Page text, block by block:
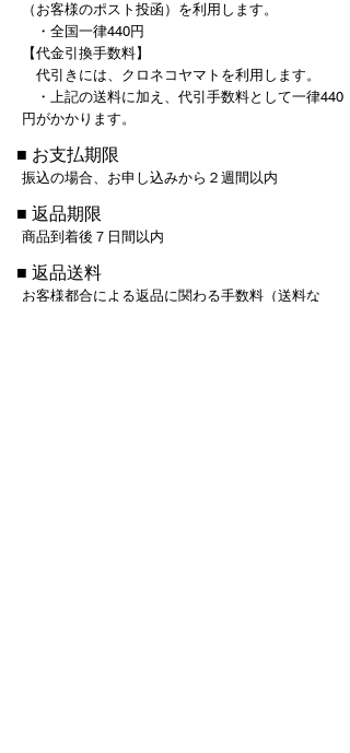
（お客様のポスト投函）を利用します。
・全国一律440円
【代金引換手数料】
代引きには、クロネコヤマトを利用します。
・上記の送料に加え、代引手数料として一律440
円がかかります。
■ お支払期限
振込の場合、お申し込みから２週間以内
■ 返品期限
商品到着後７日間以内
■ 返品送料
お客様都合による返品に関わる手数料（送料な